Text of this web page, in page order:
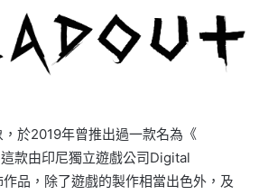
於2019年曾推出過一款名為《
款由印尼獨立遊戲公司Digital
品，除了遊戲的製作相當出色外，及